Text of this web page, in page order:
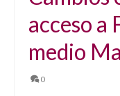
acceso a
medio
0